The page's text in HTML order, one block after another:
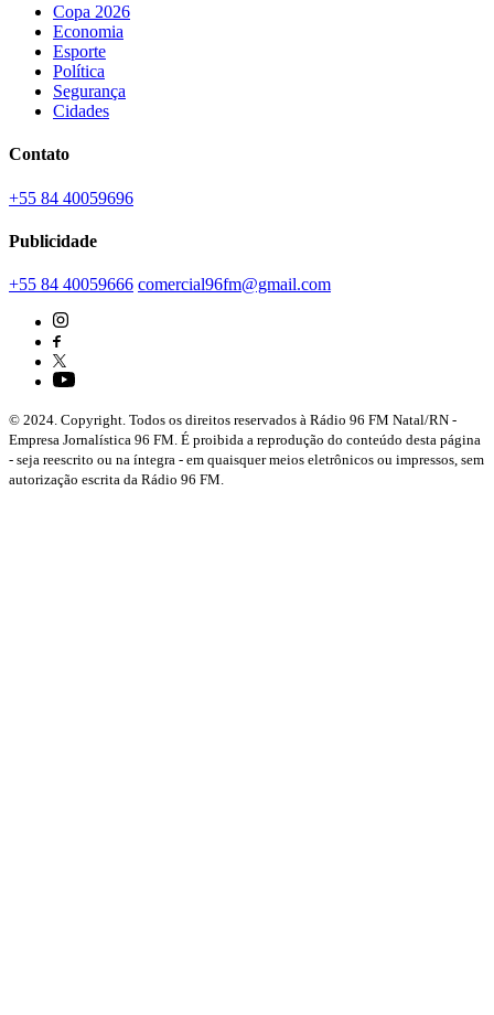
Copa 2026
Economia
Esporte
Política
Segurança
Cidades
Contato
+55 84 40059696
Publicidade
+55 84 40059666 comercial96fm@gmail.com
© 2024. Copyright. Todos os direitos reservados à Rádio 96 FM Natal/RN -
Empresa Jornalística 96 FM. É proibida a reprodução do conteúdo desta página
- seja reescrito ou na íntegra - em quaisquer meios eletrônicos ou impressos, sem
autorização escrita da Rádio 96 FM.